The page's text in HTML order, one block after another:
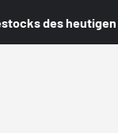
des heutigen